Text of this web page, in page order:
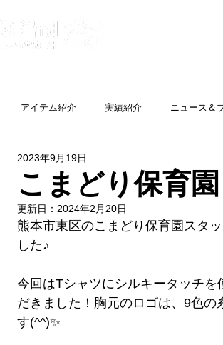
アイテム紹介 実績紹介 ニュース＆
こまどり保育
2023年9月19日
更新日： 2024年2月20日
熊本市東区のこまどり保育園スタ
した♪
今回はTシャツにシルキータッチ
だきました！胸元のロゴは、9色
す(^^)✨